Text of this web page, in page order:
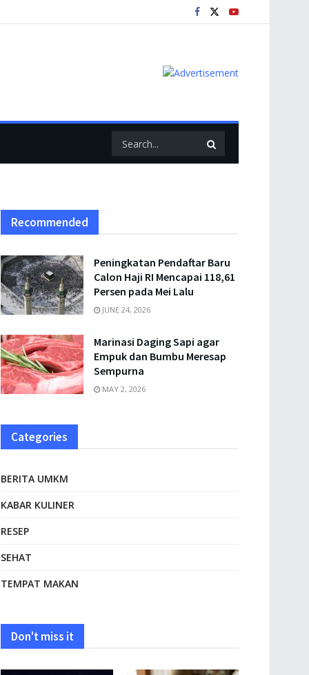
Recommended
Peningkatan Pendaftar Baru
Calon Haji RI Mencapai 118,61
Persen pada Mei Lalu
JUNE 24, 2026
Marinasi Daging Sapi agar
Empuk dan Bumbu Meresap
Sempurna
MAY 2, 2026
Categories
BERITA UMKM
KABAR KULINER
RESEP
SEHAT
TEMPAT MAKAN
Don't miss it